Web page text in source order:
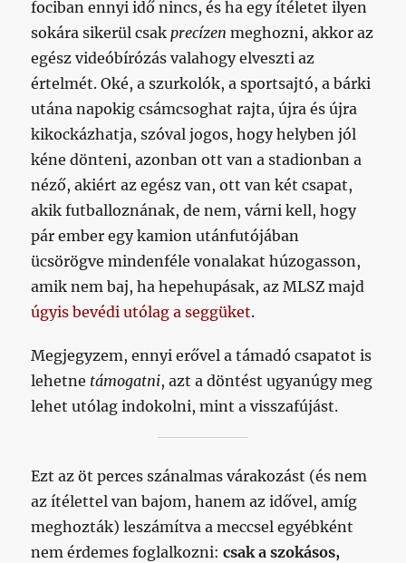
fociban ennyi idő nincs, és ha egy ítéletet ilyen
sokára sikerül csakprecízen meghozni, akkor az
egész videóbírózás valahogy elveszti az
értelmét. Oké, a szurkolók, a sportsajtó, a bárki
utána napokig csámcsoghat rajta, újra és újra
kikockázhatja, szóval jogos, hogy helyben jól
kéne dönteni, azonban ott van a stadionban a
néző, akiért az egész van, ott van két csapat,
akik futballoznának, de nem, várni kell, hogy
pár ember egy kamion utánfutójában
ücsörögve mindenféle vonalakat húzogasson,
amik nem baj, ha hepehupásak, az MLSZ majd
úgyis bevédi utólag a seggüket.
Megjegyzem, ennyi erővel a támadó csapatot is
lehetne támogatni, azt a döntést ugyanúgy meg
lehet utólag indokolni, mint a visszafújást.
Ezt az öt perces szánalmas várakozást (és nem
az ítélettel van bajom, hanem az idővel, amíg
meghozták) leszámítva a meccsel egyébként
nem érdemes foglalkozni:csak a szokásos,